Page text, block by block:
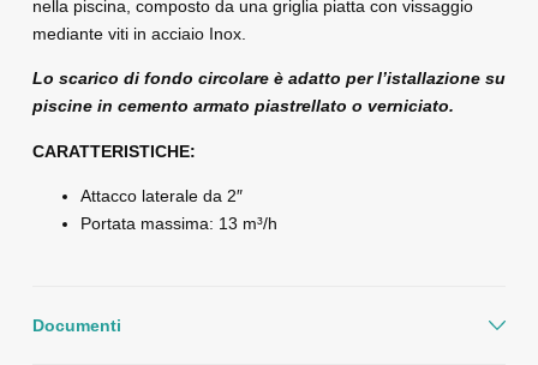
nella piscina, composto da una griglia piatta con vissaggio
mediante viti in acciaio Inox.
Lo scarico di fondo circolare è adatto per l’istallazione su
piscine in cemento armato piastrellato o verniciato.
CARATTERISTICHE:
Attacco laterale da 2″
Portata massima: 13 m³/h
Documenti